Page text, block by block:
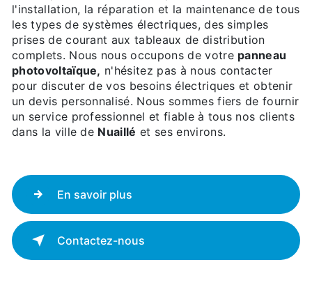
l'installation, la réparation et la maintenance de tous
les types de systèmes électriques, des simples
prises de courant aux tableaux de distribution
complets. Nous nous occupons de votre panneau
photovoltaïque, n'hésitez pas à nous contacter
pour discuter de vos besoins électriques et obtenir
un devis personnalisé. Nous sommes fiers de fournir
un service professionnel et fiable à tous nos clients
dans la ville de Nuaillé et ses environs.
En savoir plus
Contactez-nous